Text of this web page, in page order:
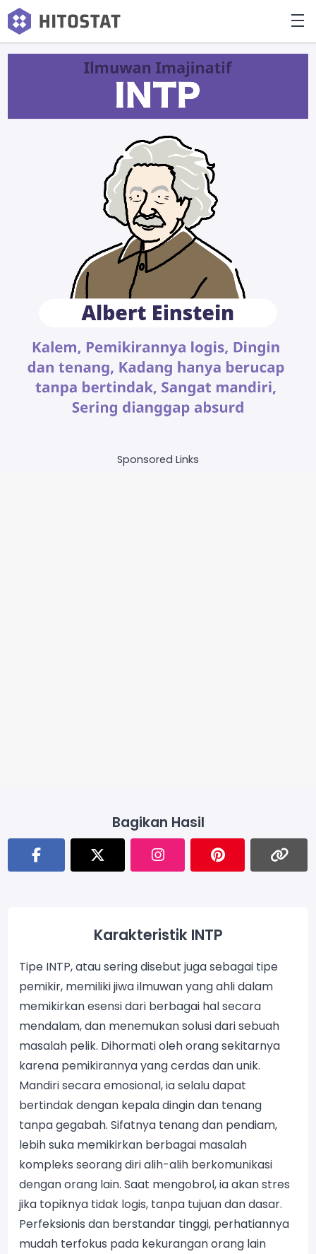
Sponsored Links
Bagikan Hasil
Karakteristik INTP
Tipe INTP, atau sering disebut juga sebagai tipe
pemikir, memiliki jiwa ilmuwan yang ahli dalam
memikirkan esensi dari berbagai hal secara
mendalam, dan menemukan solusi dari sebuah
masalah pelik. Dihormati oleh orang sekitarnya
karena pemikirannya yang cerdas dan unik.
Mandiri secara emosional, ia selalu dapat
bertindak dengan kepala dingin dan tenang
tanpa gegabah. Sifatnya tenang dan pendiam,
lebih suka memikirkan berbagai masalah
kompleks seorang diri alih-alih berkomunikasi
dengan orang lain. Saat mengobrol, ia akan stres
jika topiknya tidak logis, tanpa tujuan dan dasar.
Perfeksionis dan berstandar tinggi, perhatiannya
mudah terfokus pada kekurangan orang lain